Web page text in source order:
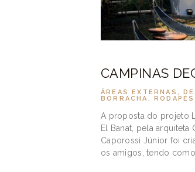
CAMPINAS
ÁREAS EXTERNAS ,
BORRACHA ,
A proposta do projeto
El Banat, pela
Caporossi Júnior foi
os amigos, tendo